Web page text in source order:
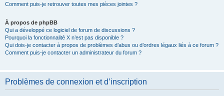
Comment puis-je retrouver toutes mes pièces jointes ?
À propos de phpBB
Qui a développé ce logiciel de forum de discussions ?
Pourquoi la fonctionnalité X n’est pas disponible ?
Qui dois-je contacter à propos de problèmes d’abus ou d’ordres légaux liés à ce forum ?
Comment puis-je contacter un administrateur du forum ?
Problèmes de connexion et d’inscription